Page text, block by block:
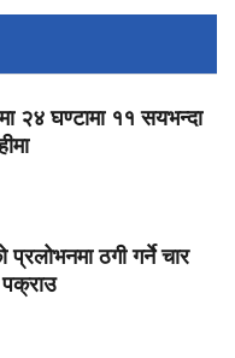
२४ घण्टामा ११ सयभन्दा
प्रलोभनमा ठगी गर्ने चार
पक्राउ